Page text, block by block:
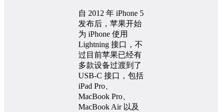
自 2012 年 iPhone 5
发布后，苹果开始
为 iPhone 使用
Lightning 接口，不
过目前苹果已经有
多款设备过渡到了
USB-C 接口，包括
iPad Pro、
MacBook Pro、
MacBook Air 以及